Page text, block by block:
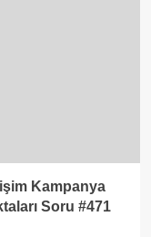
Kampanya
Soru #471